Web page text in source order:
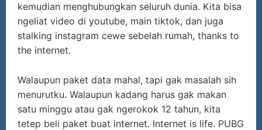
kemudian menghubungkan seluruh dunia. Kita bisa
ngeliat video di youtube, main tiktok, dan juga
stalking instagram cewe sebelah rumah, thanks to
the internet.
Walaupun paket data mahal, tapi gak masalah sih
menurutku. Walaupun kadang harus gak makan
satu minggu atau gak ngerokok 12 tahun, kita
tetep beli paket buat internet. Internet is life. PUBG